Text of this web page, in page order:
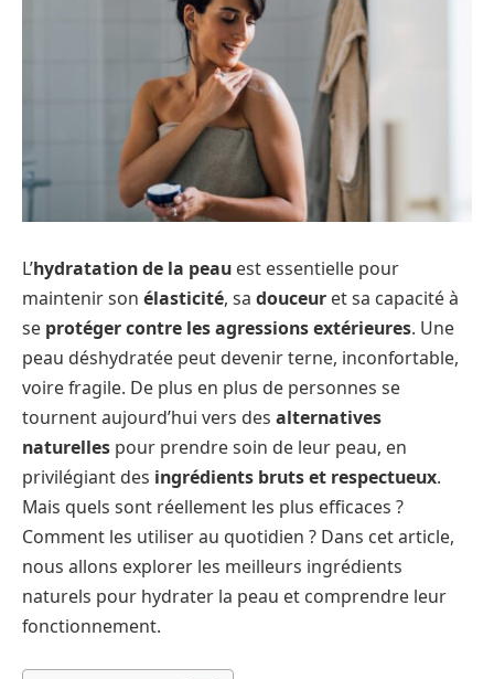
L’hydratation de la peau est essentielle pour
maintenir son élasticité, sa douceur et sa capacité à
se protéger contre les agressions extérieures. Une
peau déshydratée peut devenir terne, inconfortable,
voire fragile. De plus en plus de personnes se
tournent aujourd’hui vers des alternatives
naturelles pour prendre soin de leur peau, en
privilégiant des ingrédients bruts et respectueux.
Mais quels sont réellement les plus efficaces ?
Comment les utiliser au quotidien ? Dans cet article,
nous allons explorer les meilleurs ingrédients
naturels pour hydrater la peau et comprendre leur
fonctionnement.